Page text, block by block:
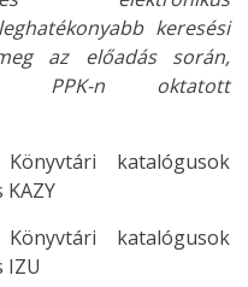
keresési
az előadás során,
PPK-n oktatott
katalógusok
katalógusok
IZU